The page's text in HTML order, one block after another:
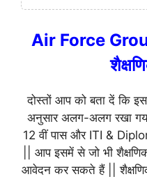
Air Force
दोस्तों आप को बता दें कि
अनुसार अलग-अलग रखा
12 वीं पास और ITI &
|| आप इसमें से जो भी
आवेदन कर सकते हैं ||